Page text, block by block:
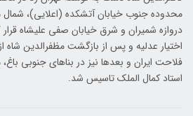
محدوده جنوب خیابان آتشکده (اعلایی)، شمال
اختیار عدلیه و پس از بازگشت مظفرالدین
فلاحت ایران و بعدها نیز در بناهای جنوبی
استاد کمال الملک تاسیس شد.